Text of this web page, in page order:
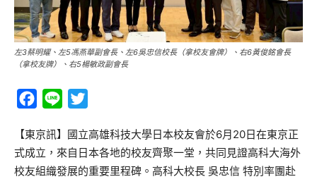
左3蔡明耀、左5馮燕華副會長、左6吳忠信校長（拿校友會牌）、右6黃俊銘會長
（拿校友牌）、右5楊敏政副會長
Facebook
Line
【東京訊】國立高雄科技大學日本校友會於6月20日在東京正
式成立，來自日本各地的校友齊聚一堂，共同見證高科大海外
校友組織發展的重要里程碑。高科大校長 吳忠信 特別率團赴